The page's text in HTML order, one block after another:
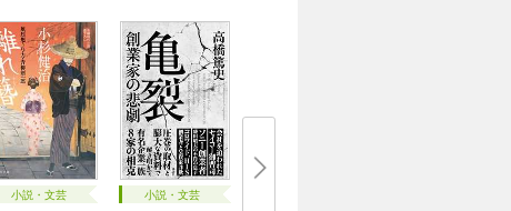
小説・文芸 小説・文芸